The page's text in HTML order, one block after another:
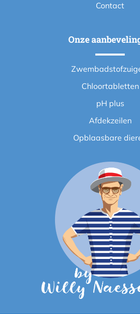
Contact
Onze
Chloortabletten
pH plus
Afdekzeilen
Opblaasbare